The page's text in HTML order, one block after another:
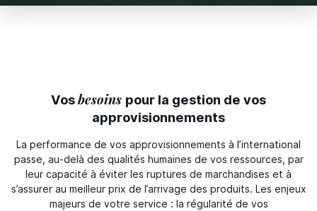
Vosbesoins pour la gestion de vos
approvisionnements
La performance de vos approvisionnements à l’international
passe, au-delà des qualités humaines de vos ressources, par
leur capacité à éviter les ruptures de marchandises et à
s’assurer au meilleur prix de l’arrivage des produits. Les enjeux
majeurs de votre service : la régularité de vos